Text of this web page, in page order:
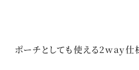
ポーチとしても使える2way仕